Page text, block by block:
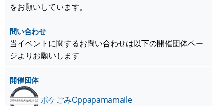
をお願いしています。
問い合わせ
当イベントに関するお問い合わせは以下の開催団体ペー
ジよりお願いします
開催団体
ポケごみOppapamamaile